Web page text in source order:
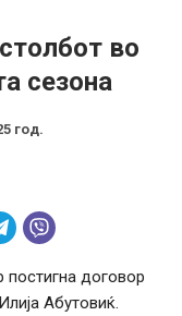
во
сезона
год.
договор
Абутовиќ.